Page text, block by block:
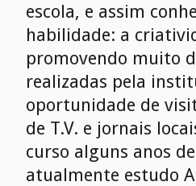
escola, e assim
habilidade: a
promovendo muito
realizadas pela
oportunidade de
de T.V. e jornais
curso alguns anos
atualmente estudo